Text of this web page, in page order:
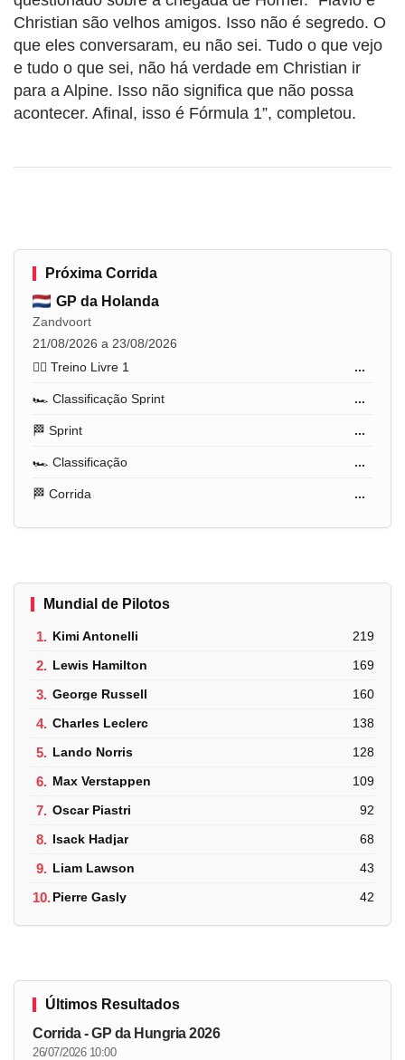
Christian são velhos amigos. Isso não é segredo. O
que eles conversaram, eu não sei. Tudo o que vejo
e tudo o que sei, não há verdade em Christian ir
para a Alpine. Isso não significa que não possa
acontecer. Afinal, isso é Fórmula 1”, completou.
Próxima Corrida
GP da Holanda
Zandvoort
21/08/2026 a 23/08/2026
🏋️‍♂️ Treino Livre 1
...
🏎️ Classificação Sprint ...
🏁 Sprint ...
🏎️ Classificação ...
🏁 Corrida ...
Mundial de Pilotos
1. Kimi Antonelli 219
2. Lewis Hamilton 169
3. George Russell 160
4. Charles Leclerc 138
5. Lando Norris 128
6. Max Verstappen 109
7. Oscar Piastri 92
8. Isack Hadjar 68
9. Liam Lawson 43
10.Pierre Gasly 42
Últimos Resultados
Corrida - GP da Hungria 2026
26/07/2026 10:00